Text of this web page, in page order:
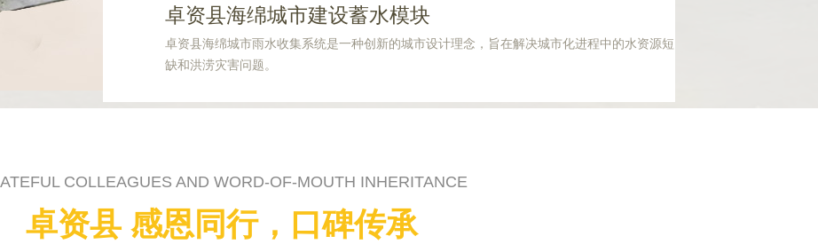
卓资县海绵城市建设蓄水模块
卓资县海绵城市雨水收集系统是一种创新的城市设计理念，旨在解决城市化进程中的水资源短
缺和洪涝灾害问题。
COLLEAGUES AND WORD-OF-MOUTH INHERITANCE
卓资县 感恩同行，口碑传承